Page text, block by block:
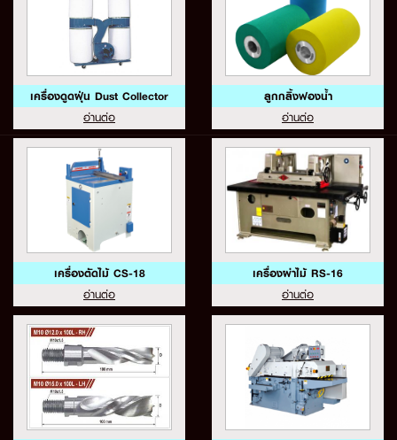
เครื่องดูดฝุ่น Dust Collector
อ่านต่อ
ลูกกลิ้งฟองน้ำ
อ่านต่อ
เครื่องตัดไม้ CS-18
อ่านต่อ
เครื่องผ่าไม้ RS-16
อ่านต่อ